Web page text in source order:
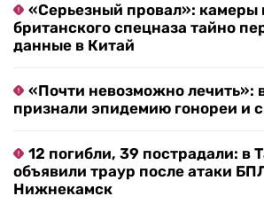
«Серьезный провал»: камеры
британского спецназа тайно
данные в Китай
«Почти невозможно лечить»:
признали эпидемию гонореи и
12 погибли, 39 пострадали: в
объявили траур после атаки
Нижнекамск